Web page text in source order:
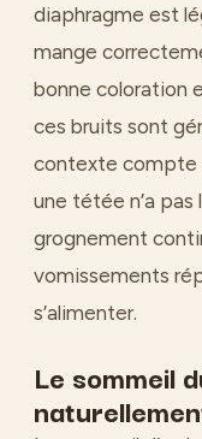
diaphragme est
mange
bonne coloration
ces bruits sont
contexte compte
une tétée n’a pas
grognement
vomissements
s’alimenter.
Le sommeil